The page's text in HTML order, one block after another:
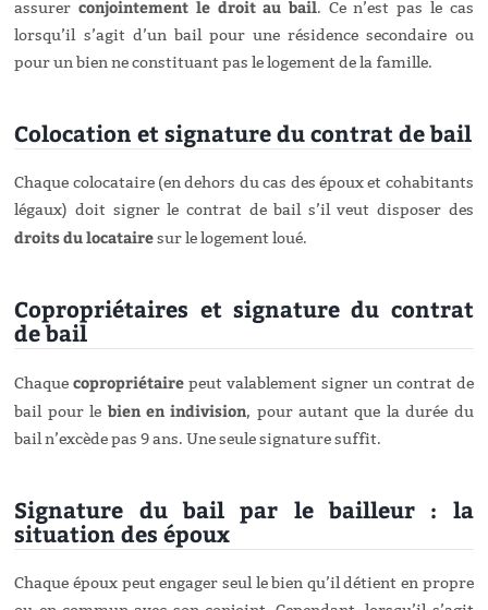
assurerconjointement le droit au bail. Ce n’est pas le cas
lorsqu’il s’agit d’un bail pour une résidence secondaire ou
pour un bien ne constituant pas le logement de la famille.
Colocation et signature du contrat de bail
Chaque colocataire (en dehors du cas des époux et cohabitants
légaux) doit signer le contrat de bail s’il veut disposer des
droits du locatairesur le logement loué.
Copropriétaires et signature du contrat
de bail
Chaquecopropriétairepeut valablement signer un contrat de
bail pour le bien en indivision, pour autant que la durée du
bail n’excède pas 9 ans. Une seule signature suffit.
Signature du bail par le bailleur : la
situation des époux
Chaque époux peut engager seul le bien qu’il détient en propre